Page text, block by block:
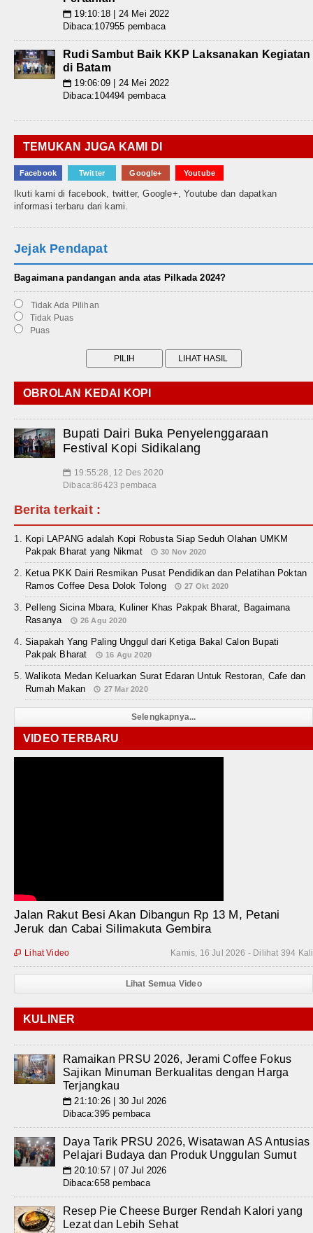
📅 19:10:18 | 24 Mei 2022
Dibaca:107955 pembaca
Rudi Sambut Baik KKP Laksanakan Kegiatan
di Batam
📅 19:06:09 | 24 Mei 2022
Dibaca:104494 pembaca
TEMUKAN JUGA KAMI DI
Facebook Twitter Google+ Youtube
Ikuti kami di facebook, twitter, Google+, Youtube dan dapatkan
informasi terbaru dari kami.
Jejak Pendapat
Bagaimana pandangan anda atas Pilkada 2024?
Tidak Ada Pilihan
Tidak Puas
Puas
OBROLAN KEDAI KOPI
Bupati Dairi Buka Penyelenggaraan
Festival Kopi Sidikalang
📅 19:55:28, 12 Des 2020
Dibaca:86423 pembaca
Berita terkait :
Kopi LAPANG adalah Kopi Robusta Siap Seduh Olahan UMKM
Pakpak Bharat yang Nikmat
30 Nov 2020
Ketua PKK Dairi Resmikan Pusat Pendidikan dan Pelatihan Poktan
Ramos Coffee Desa Dolok Tolong
27 Okt 2020
Pelleng Sicina Mbara, Kuliner Khas Pakpak Bharat, Bagaimana
Rasanya
26 Agu 2020
Siapakah Yang Paling Unggul dari Ketiga Bakal Calon Bupati
Pakpak Bharat
16 Agu 2020
Walikota Medan Keluarkan Surat Edaran Untuk Restoran, Cafe dan
Rumah Makan
27 Mar 2020
Selengkapnya...
VIDEO TERBARU
Jalan Rakut Besi Akan Dibangun Rp 13 M, Petani
Jeruk dan Cabai Silimakuta Gembira
Kamis, 16 Jul 2026 - Dilihat 394 Kali
 Lihat Video
Lihat Semua Video
KULINER
Ramaikan PRSU 2026, Jerami Coffee Fokus
Sajikan Minuman Berkualitas dengan Harga
Terjangkau
📅 21:10:26 | 30 Jul 2026
Dibaca:395 pembaca
Daya Tarik PRSU 2026, Wisatawan AS Antusias
Pelajari Budaya dan Produk Unggulan Sumut
📅 20:10:57 | 07 Jul 2026
Dibaca:658 pembaca
Resep Pie Cheese Burger Rendah Kalori yang
Lezat dan Lebih Sehat